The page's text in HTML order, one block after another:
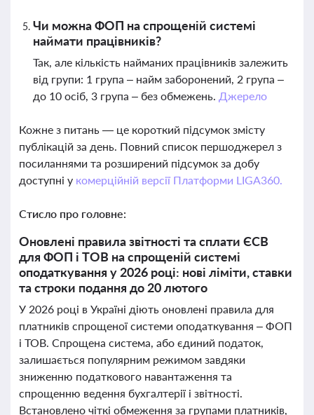
Чи можна ФОП на спрощеній системі
наймати працівників?
Так, але кількість найманих працівників залежить
від групи: 1 група – найм заборонений, 2 група –
до 10 осіб, 3 група – без обмежень. Джерело
Кожне з питань — це короткий підсумок змісту
публікацій за день. Повний список першоджерел з
посиланнями та розширений підсумок за добу
доступні у комерційній версії Платформи LIGA360.
Стисло про головне:
Оновлені правила звітності та сплати ЄСВ
для ФОП і ТОВ на спрощеній системі
оподаткування у 2026 році: нові ліміти, ставки
та строки подання до 20 лютого
У 2026 році в Україні діють оновлені правила для
платників спрощеної системи оподаткування – ФОП
і ТОВ. Спрощена система, або єдиний податок,
залишається популярним режимом завдяки
зниженню податкового навантаження та
спрощенню ведення бухгалтерії і звітності.
Встановлено чіткі обмеження за групами платників,